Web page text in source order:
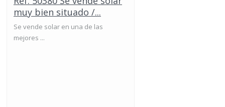
muy bien situado /...
Se vende solar en una de las
mejores ...